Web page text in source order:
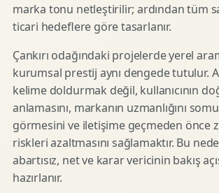
marka tonu netleştirilir; ardından tüm
ticari hedeflere göre tasarlanır.
Çankırı odağındaki projelerde yerel
kurumsal prestij aynı dengede tutulur.
kelime doldurmak değil, kullanıcının
anlamasını, markanın uzmanlığını
görmesini ve iletişime geçmeden önce
riskleri azaltmasını sağlamaktır. Bu
abartısız, net ve karar vericinin bakış
hazırlanır.